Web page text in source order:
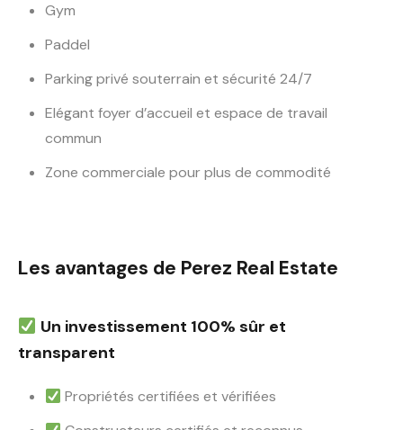
Gym
Paddel
Parking privé souterrain et sécurité 24/7
Elégant foyer d’accueil et espace de travail
commun
Zone commerciale pour plus de commodité
Les avantages de Perez Real Estate
Un investissement 100% sûr et
transparent
Propriétés certifiées et vérifiées